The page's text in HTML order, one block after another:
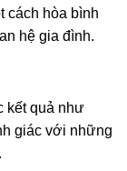
cách hòa bình
hệ gia đình.
kết quả như
giác với những